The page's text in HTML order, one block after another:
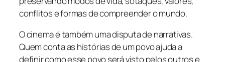
conflitos e formas de compreender o mundo.
O cinema é também uma disputa de narrativas.
Quem conta as histórias de um povo ajuda a
definir como esse povo será visto pelos outros e